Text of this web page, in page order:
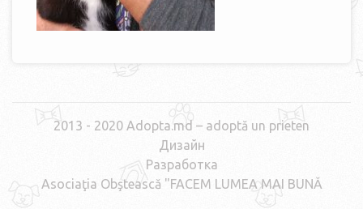
2013 - 2020 Adopta.md – adoptă un prieten
Дизайн
Разработка
Asociaţia Obştească "FACEM LUMEA MAI BUNĂ